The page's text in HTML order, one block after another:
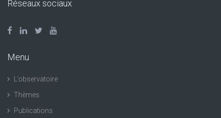
Réseaux sociaux
Menu
L’observatoire
Thèmes
Publications